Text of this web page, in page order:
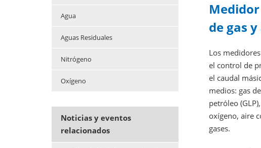
Agua
Aguas Residuales
Nitrógeno
Oxígeno
Noticias y eventos
relacionados
de gas
Los
el control de
el caudal
medios: gas
petróleo
oxígeno, aire
gases.